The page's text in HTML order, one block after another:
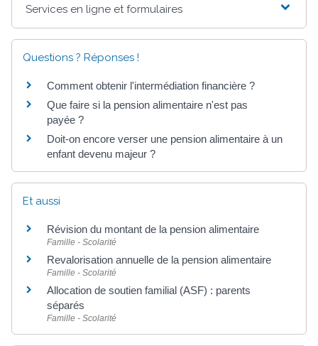
Services en ligne et formulaires
Questions ? Réponses !
Comment obtenir l'intermédiation financière ?
Que faire si la pension alimentaire n'est pas
payée ?
Doit-on encore verser une pension alimentaire à un
enfant devenu majeur ?
Et aussi
Révision du montant de la pension alimentaire
Famille - Scolarité
Revalorisation annuelle de la pension alimentaire
Famille - Scolarité
Allocation de soutien familial (ASF) : parents
séparés
Famille - Scolarité